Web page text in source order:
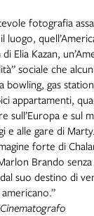
fotografia
luogo,
Elia Kazan,
sociale che
bowling, gas
appartamenti,
sull’Europa e sul
e alle gare di
forte di
Brando
suo destino di